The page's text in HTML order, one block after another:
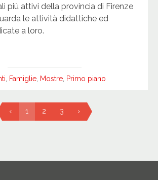
più attivi della provincia di Firenze
le attività didattiche ed
a loro.
, Famiglie, Mostre, Primo piano
‹ 1 2 3 ›